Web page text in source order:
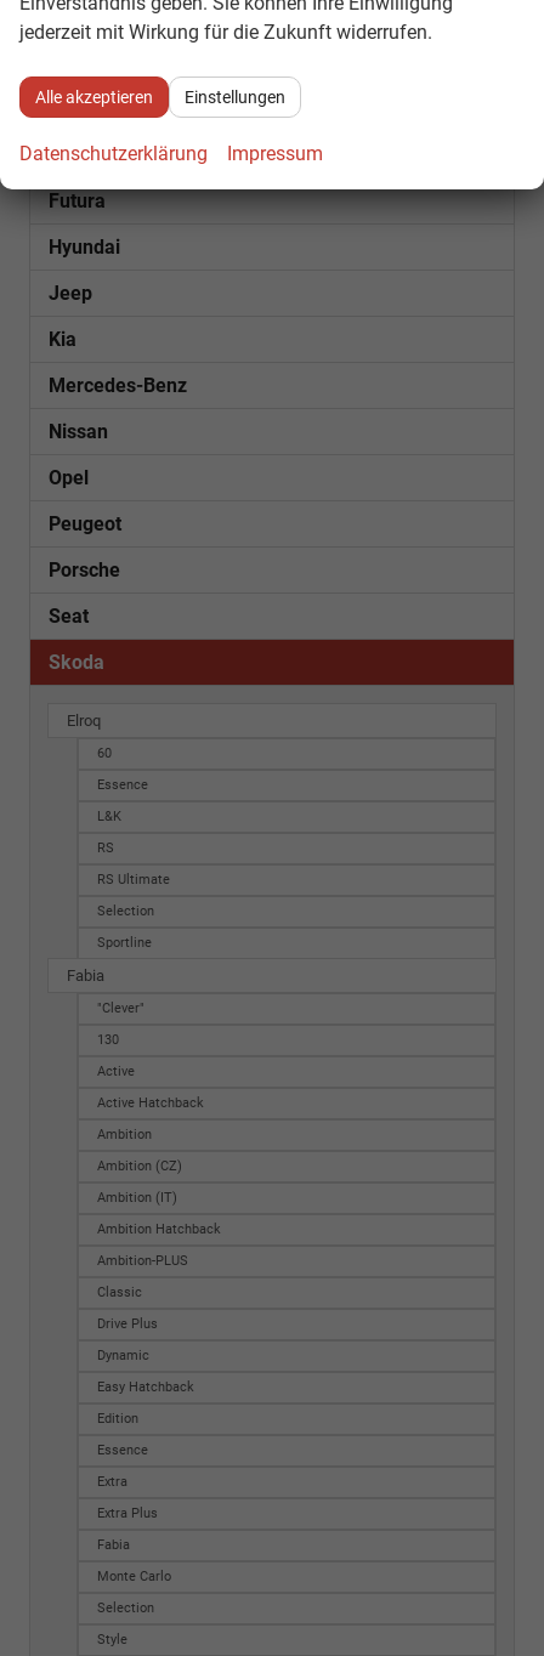
Cupra
Fiat
Ford
Futura
Hyundai
Jeep
Kia
Mercedes-Benz
Nissan
Opel
Peugeot
Porsche
Seat
Skoda
Elroq
60
Essence
L&K
RS
RS Ultimate
Selection
Sportline
Fabia
"Clever"
130
Active
Active Hatchback
Ambition
Ambition (CZ)
Ambition (IT)
Ambition Hatchback
Ambition-PLUS
Classic
Drive Plus
Dynamic
Easy Hatchback
Edition
Essence
Extra
Extra Plus
Fabia
Monte Carlo
Selection
Style
jederzeit mit Wirkung für die Zukunft widerrufen.
Alle akzeptieren Einstellungen
Datenschutzerklärung Impressum